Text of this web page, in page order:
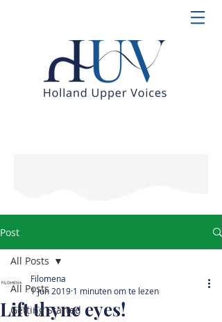
Post
All Posts
Getting Started
All Posts
Lift thyne eyes!
Filomena
1 jun 2019 1 minuten om te lezen